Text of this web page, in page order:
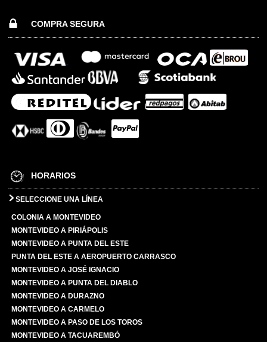
COMPRA SEGURA
HORARIOS
SELECCIONE UNA LÍNEA
COLONIA A MONTEVIDEO
MONTEVIDEO A PIRIÁPOLIS
MONTEVIDEO A PUNTA DEL ESTE
PUNTA DEL ESTE A AEROPUERTO CARRASCO
MONTEVIDEO A JOSÉ IGNACIO
MONTEVIDEO A PUNTA DEL DIABLO
MONTEVIDEO A DURAZNO
MONTEVIDEO A CARMELO
MONTEVIDEO A PASO DE LOS TOROS
MONTEVIDEO A TACUAREMBÓ